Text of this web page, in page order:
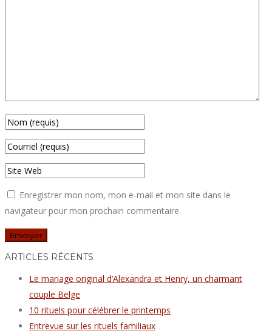
Enregistrer mon nom, mon e-mail et mon site dans le
navigateur pour mon prochain commentaire.
ARTICLES RÉCENTS
Le mariage original d’Alexandra et Henry, un charmant
couple Belge
10 rituels pour célébrer le printemps
Entrevue sur les rituels familiaux